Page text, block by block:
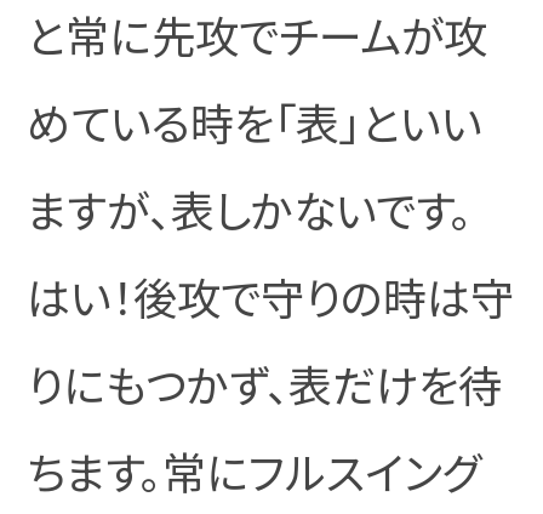
と常に先攻でチームが攻
めている時を「表」といい
ますが、表しかないです。
はい！後攻で守りの時は守
りにもつかず、表だけを待
ちます。常にフルスイング